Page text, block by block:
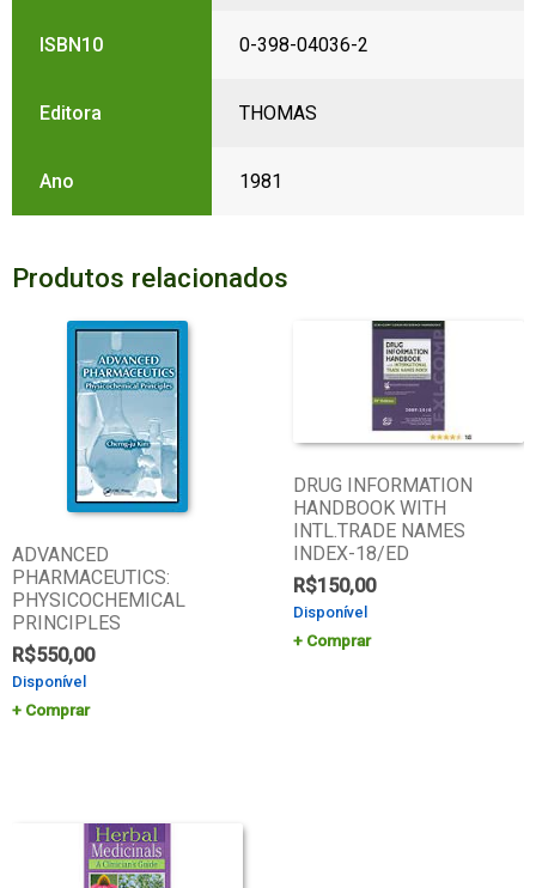
ISBN10 0-398-04036-2
Editora THOMAS
Ano 1981
Produtos relacionados
ADVANCED
PHARMACEUTICS:
PHYSICOCHEMICAL
PRINCIPLES
R$550,00
Disponível
Comprar
DRUG INFORMATION
HANDBOOK WITH
INTL.TRADE NAMES
INDEX-18/ED
R$150,00
Disponível
Comprar